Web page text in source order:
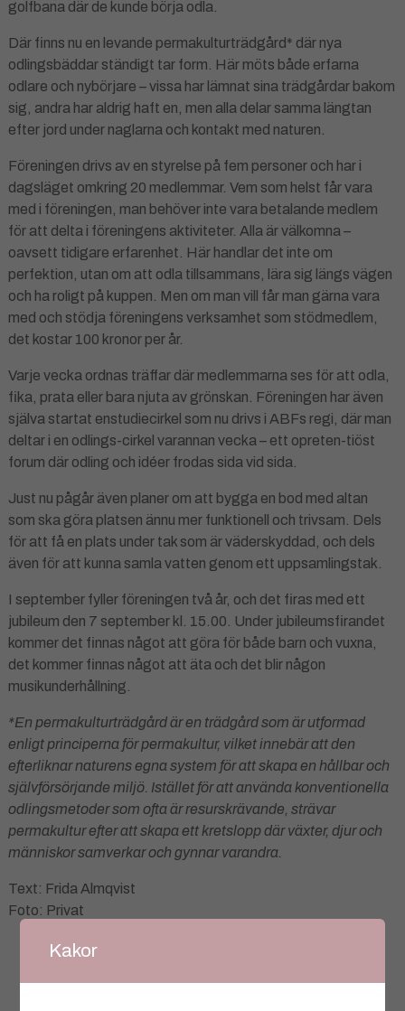
golfbana där de kunde börja odla.
Där finns nu en levande permakulturträdgård* där nya
odlingsbäddar ständigt tar form. Här möts både erfarna
odlare och nybörjare – vissa har lämnat sina trädgårdar bakom
sig, andra har aldrig haft en, men alla delar samma längtan
efter jord under naglarna och kontakt med naturen.
Föreningen drivs av en styrelse på fem personer och har i
dagsläget omkring 20 medlemmar. Vem som helst får vara
med i föreningen, man behöver inte vara betalande medlem
för att delta i föreningens aktiviteter. Alla är välkomna –
oavsett tidigare erfarenhet. Här handlar det inte om
perfektion, utan om att odla tillsammans, lära sig längs vägen
och ha roligt på kuppen. Men om man vill får man gärna vara
med och stödja föreningens verksamhet som stödmedlem,
det kostar 100 kronor per år.
Varje vecka ordnas träffar där medlemmarna ses för att odla,
fika, prata eller bara njuta av grönskan. Föreningen har även
själva startat enstudiecirkel som nu drivs i ABFs regi, där man
deltar i en odlings-cirkel varannan vecka – ett opreten-tiöst
forum där odling och idéer frodas sida vid sida.
Just nu pågår även planer om att bygga en bod med altan
som ska göra platsen ännu mer funktionell och trivsam. Dels
för att få en plats under tak som är väderskyddad, och dels
även för att kunna samla vatten genom ett uppsamlingstak.
I september fyller föreningen två år, och det firas med ett
jubileum den 7 september kl. 15.00. Under jubileumsfirandet
kommer det finnas något att göra för både barn och vuxna,
det kommer finnas något att äta och det blir någon
musikunderhållning.
*En permakulturträdgård är en trädgård som är utformad
enligt principerna för permakultur, vilket innebär att den
efterliknar naturens egna system för att skapa en hållbar och
självförsörjande miljö. Istället för att använda konventionella
odlingsmetoder som ofta är resurskrävande, strävar
permakultur efter att skapa ett kretslopp där växter, djur och
människor samverkar och gynnar varandra.
Text: Frida Almqvist
Foto: Privat
Kakor